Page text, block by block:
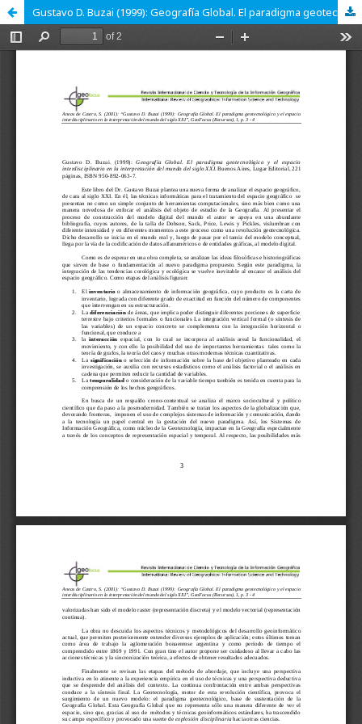
Gustavo D. Buzai (1999): Geografía Global. El paradigma geotecnológico y el espacio interdisciplinario en la interpretación del mundo del siglo XXI